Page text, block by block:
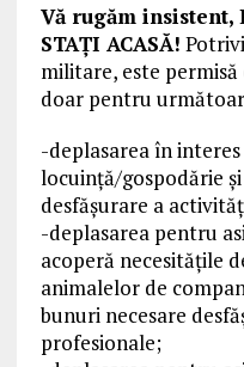
Vă rugăm insistent,
STAȚI ACASĂ!
militare, este
doar pentru
-deplasarea în
locuință/gospodărie
desfășurare a
-deplasarea pentru
acoperă necesitățile
animalelor de
bunuri necesare
profesionale;